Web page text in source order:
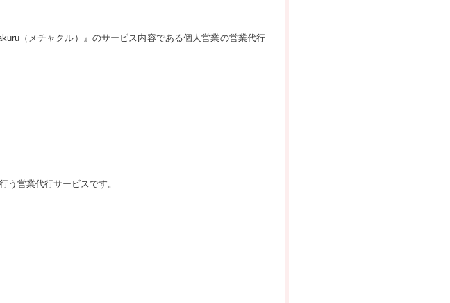
（メチャクル）』のサービス内容である個人営業の営業代行
う営業代行サービスです。